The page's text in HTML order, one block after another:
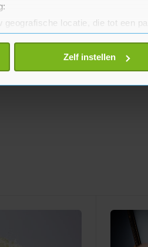
geografische locatie, die tot een
actief te scannen op
worden verwerkt en stel
intrekken in de Cookieverklaring.
Zelf instellen